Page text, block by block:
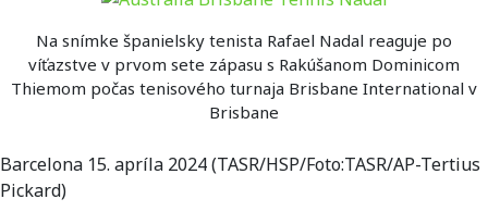
Na snímke španielsky tenista Rafael Nadal reaguje po
víťazstve v prvom sete zápasu s Rakúšanom Dominicom
Thiemom počas tenisového turnaja Brisbane International v
Brisbane
Barcelona 15. apríla 2024 (TASR/HSP/Foto:TASR/AP-Tertius
Pickard)